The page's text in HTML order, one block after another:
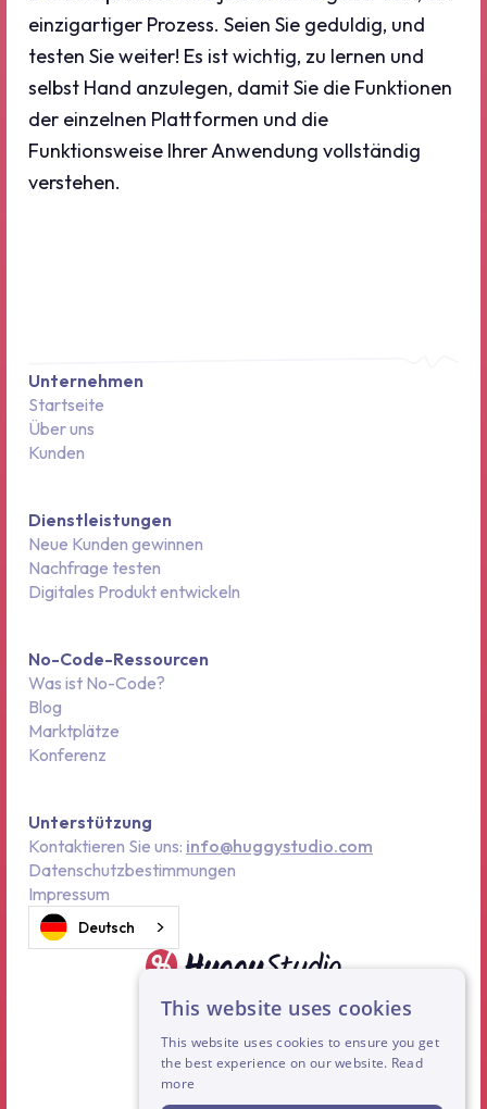
einzigartiger Prozess. Seien Sie geduldig, und
testen Sie weiter! Es ist wichtig, zu lernen und
selbst Hand anzulegen, damit Sie die Funktionen
der einzelnen Plattformen und die
Funktionsweise Ihrer Anwendung vollständig
verstehen.
Unternehmen
Startseite
Über uns
Kunden
Dienstleistungen
Neue Kunden gewinnen
Nachfrage testen
Digitales Produkt entwickeln
No-Code-Ressourcen
Was ist No-Code?
Blog
Marktplätze
Konferenz
Unterstützung
Kontaktieren Sie uns: info@huggystudio.com
Datenschutzbestimmungen
Impressum
Deutsch
This website uses cookies
This website uses cookies to ensure you get
the best experience on our website. Read
more